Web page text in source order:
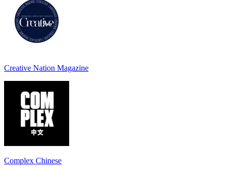
Creative Nation Magazine
Complex Chinese